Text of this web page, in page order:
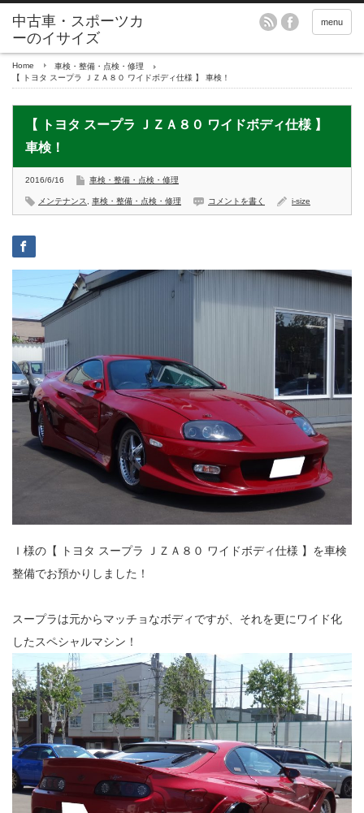
menu
Home
車検・整備・点検・修理
【 トヨタ スープラ ＪＺＡ８０ ワイドボディ仕様 】 車検！
【 トヨタ スープラ ＪＺＡ８０ ワイドボディ仕様 】
車検！
2016/6/16 車検・整備・点検・修理
メンテナンス 車検・整備・点検・修理 コメントを書く i-size
Ｉ様の【 トヨタ スープラ ＪＺＡ８０ ワイドボディ仕様 】を車検
整備でお預かりしました！
スープラは元からマッチョなボディですが、それを更にワイド化
したスペシャルマシン！